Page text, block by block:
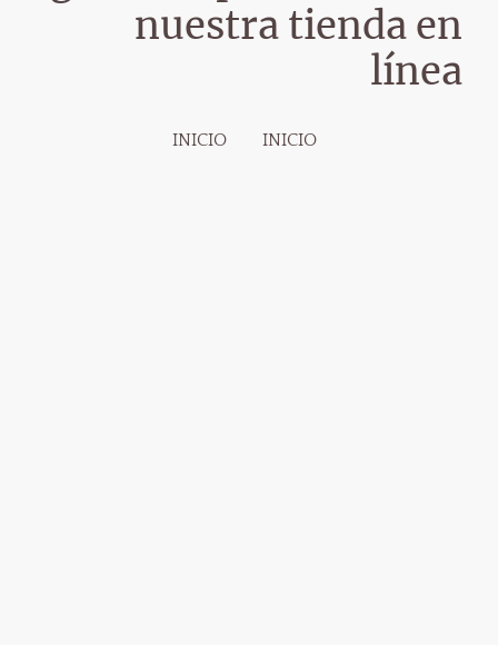
nuestra tienda en
línea
INICIO INICIO